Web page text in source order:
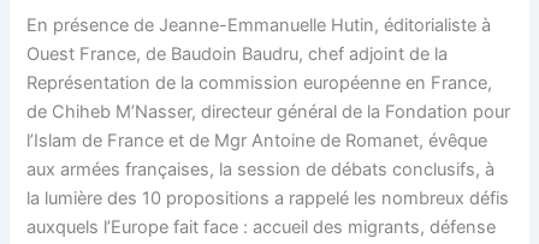
En présence de Jeanne-Emmanuelle Hutin, éditorialiste à
Ouest France, de Baudoin Baudru, chef adjoint de la
Représentation de la commission européenne en France,
de Chiheb M’Nasser, directeur général de la Fondation pour
l’Islam de France et de Mgr Antoine de Romanet, évêque
aux armées françaises, la session de débats conclusifs, à
la lumière des 10 propositions a rappelé les nombreux défis
auxquels l’Europe fait face : accueil des migrants, défense